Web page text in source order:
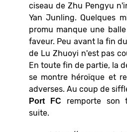
ciseau de Zhu Pengyu
Yan Junling. Quelques
promu manque une
faveur. Peu avant la fin
de Lu Zhuoyi n'est pas
En toute fin de partie, la
se montre héroïque et
adverses. Au coup de
Port FC remporte son
suite.